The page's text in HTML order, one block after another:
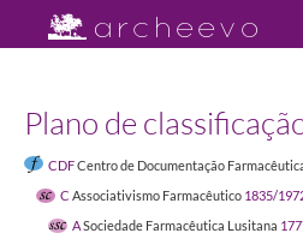
Plano de
CDFCentro de Documentação
C Associativismo Farmacêutico 1835/
ASociedade Farmacêutica Lusitana